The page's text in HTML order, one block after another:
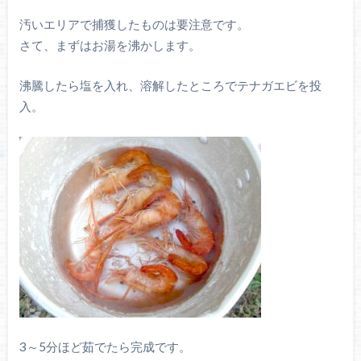
汚いエリアで捕獲したものは要注意です。
さて、まずはお湯を沸かします。
沸騰したら塩を入れ、溶解したところでテナガエビを投
入。
3～5分ほど茹でたら完成です。